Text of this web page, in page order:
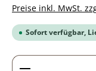
Preise inkl. MwSt.
Sofort verfügbar,
Produkt Anzahl: